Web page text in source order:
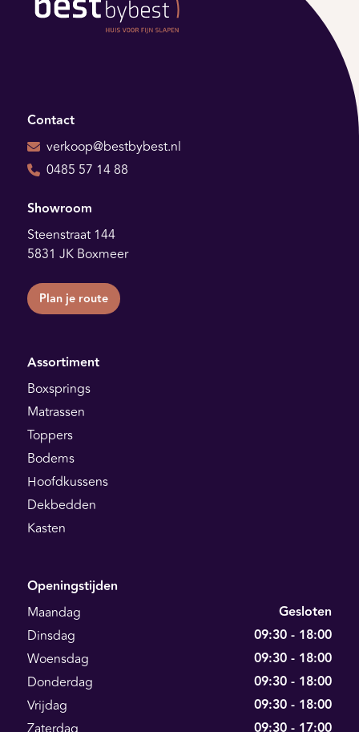
Contact
verkoop@bestbybest.nl
0485 57 14 88
Showroom
Steenstraat 144
5831 JK Boxmeer
Plan je route
Assortiment
Boxsprings
Matrassen
Toppers
Bodems
Hoofdkussens
Dekbedden
Kasten
Openingstijden
Maandag Gesloten
Dinsdag 09:30 - 18:00
Woensdag 09:30 - 18:00
Donderdag 09:30 - 18:00
Vrijdag 09:30 - 18:00